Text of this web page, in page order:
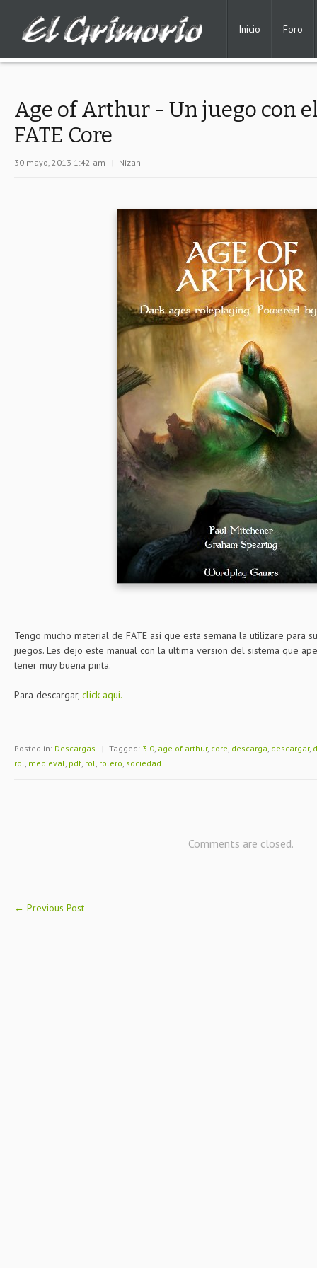
Inicio Foro
Age of Arthur - Un juego con
FATE Core
30 mayo, 2013 1:42 am Nizan
Tengo mucho material de FATE asi que esta semana la utilizare para
juegos. Les dejo este manual con la ultima version del sistema que
tener muy buena pinta.
Para descargar, click aqui.
Posted in: Descargas Tagged: 3.0, age of arthur, core, descarga, descargar,
rol, medieval, pdf, rol, rolero, sociedad
Comments are closed.
← Previous Post